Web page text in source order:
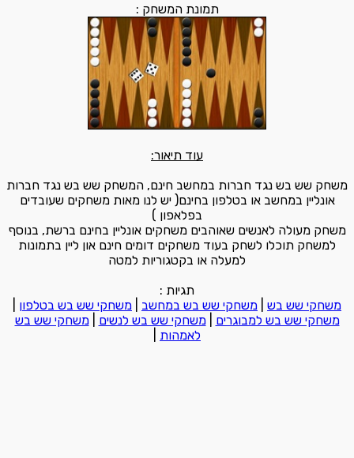
תמונת המשחק :
עוד תיאור:
משחק שש בש נגד חברות במחשב חינם, המשחק שש בש נגד חברות
אונליין במחשב או בטלפון בחינם( יש לנו מאות משחקים שעובדים
בפלאפון )
משחק מעולה לאנשים שאוהבים משחקים אונליין בחינם ברשת, בנוסף
למשחק תוכלו לשחק בעוד משחקים דומים חינם און ליין בתמונות
למעלה או בקטגוריות למטה
תגיות :
משחקי שש בש
משחקי שש בש במחשב משחקי שש בש בטלפון
משחקי שש בש למבוגרים |משחקי שש בש לנשים |משחקי שש בש
לאמהות